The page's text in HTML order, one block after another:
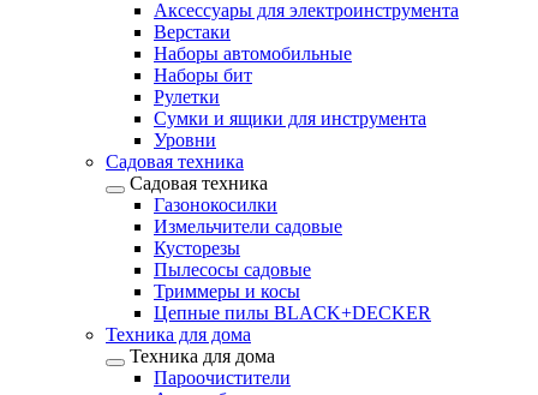
Аксессуары для электроинструмента
Верстаки
Наборы автомобильные
Наборы бит
Рулетки
Сумки и ящики для инструмента
Уровни
Садовая техника
Садовая техника
Газонокосилки
Измельчители садовые
Кусторезы
Пылесосы садовые
Триммеры и косы
Цепные пилы BLACK+DECKER
Техника для дома
Техника для дома
Пароочистители